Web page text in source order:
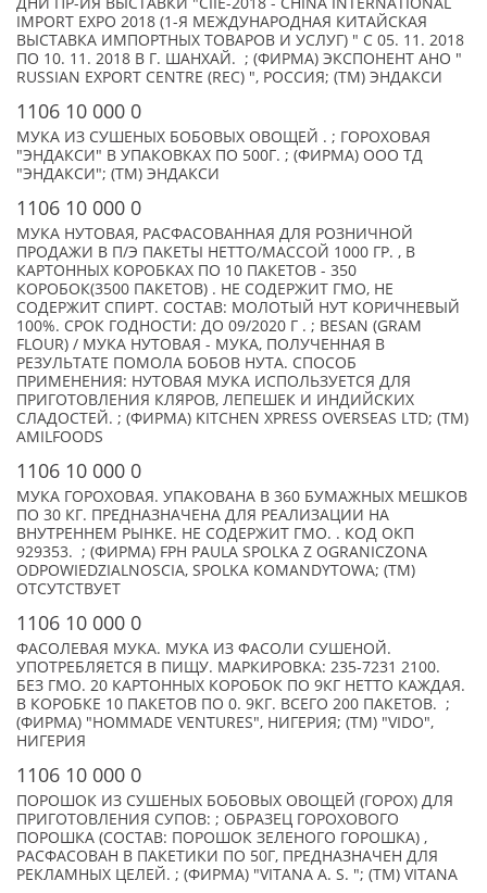
IMPORT EXPO 2018 (1-Я МЕЖДУНАРОДНАЯ КИТАЙСКАЯ
ВЫСТАВКА ИМПОРТНЫХ ТОВАРОВ И УСЛУГ) " С 05. 11. 2018
ПО 10. 11. 2018 В Г. ШАНХАЙ. ; (ФИРМА) ЭКСПОНЕНТ АНО "
RUSSIAN EXPORT CENTRE (REC) ", РОССИЯ; (TM) ЭНДАКСИ
1106 10 000 0
МУКА ИЗ СУШЕНЫХ БОБОВЫХ ОВОЩЕЙ . ; ГОРОХОВАЯ
"ЭНДАКСИ" В УПАКОВКАХ ПО 500Г. ; (ФИРМА) ООО ТД
"ЭНДАКСИ"; (TM) ЭНДАКСИ
1106 10 000 0
МУКА НУТОВАЯ, РАСФАСОВАННАЯ ДЛЯ РОЗНИЧНОЙ
ПРОДАЖИ В П/Э ПАКЕТЫ НЕТТО/МАССОЙ 1000 ГР. , В
КАРТОННЫХ КОРОБКАХ ПО 10 ПАКЕТОВ - 350
КОРОБОК(3500 ПАКЕТОВ) . НЕ СОДЕРЖИТ ГМО, НЕ
СОДЕРЖИТ СПИРТ. СОСТАВ: МОЛОТЫЙ НУТ КОРИЧНЕВЫЙ
100%. СРОК ГОДНОСТИ: ДО 09/2020 Г . ; BESAN (GRAM
FLOUR) / МУКА НУТОВАЯ - МУКА, ПОЛУЧЕННАЯ В
РЕЗУЛЬТАТЕ ПОМОЛА БОБОВ НУТА. СПОСОБ
ПРИМЕНЕНИЯ: НУТОВАЯ МУКА ИСПОЛЬЗУЕТСЯ ДЛЯ
ПРИГОТОВЛЕНИЯ КЛЯРОВ, ЛЕПЕШЕК И ИНДИЙСКИХ
СЛАДОСТЕЙ. ; (ФИРМА) KITCHEN XPRESS OVERSEAS LTD; (TM)
AMILFOODS
1106 10 000 0
МУКА ГОРОХОВАЯ. УПАКОВАНА В 360 БУМАЖНЫХ МЕШКОВ
ПО 30 КГ. ПРЕДНАЗНАЧЕНА ДЛЯ РЕАЛИЗАЦИИ НА
ВНУТРЕННЕМ РЫНКЕ. НЕ СОДЕРЖИТ ГМО. . КОД ОКП
929353. ; (ФИРМА) FPH PAULA SPOLKA Z OGRANICZONA
ODPOWIEDZIALNOSCIA, SPOLKA KOMANDYTOWA; (TM)
ОТСУТСТВУЕТ
1106 10 000 0
ФАСОЛЕВАЯ МУКА. МУКА ИЗ ФАСОЛИ СУШЕНОЙ.
УПОТРЕБЛЯЕТСЯ В ПИЩУ. МАРКИРОВКА: 235-7231 2100.
БЕЗ ГМО. 20 КАРТОННЫХ КОРОБОК ПО 9КГ НЕТТО КАЖДАЯ.
В КОРОБКЕ 10 ПАКЕТОВ ПО 0. 9КГ. ВСЕГО 200 ПАКЕТОВ. ;
(ФИРМА) "HOMMADE VENTURES", НИГЕРИЯ; (TM) "VIDO",
НИГЕРИЯ
1106 10 000 0
ПОРОШОК ИЗ СУШЕНЫХ БОБОВЫХ ОВОЩЕЙ (ГОРОХ) ДЛЯ
ПРИГОТОВЛЕНИЯ СУПОВ: ; ОБРАЗЕЦ ГОРОХОВОГО
ПОРОШКА (СОСТАВ: ПОРОШОК ЗЕЛЕНОГО ГОРОШКА) ,
РАСФАСОВАН В ПАКЕТИКИ ПО 50Г, ПРЕДНАЗНАЧЕН ДЛЯ
РЕКЛАМНЫХ ЦЕЛЕЙ. ; (ФИРМА) "VITANA A. S. "; (TM) VITANA